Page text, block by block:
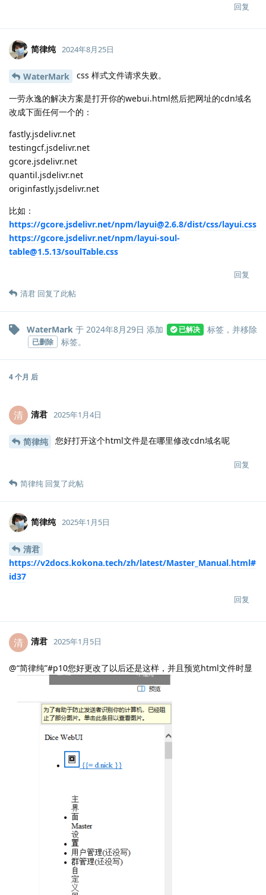
回复
简律纯 2024年8月25日
WaterMark css 样式文件请求失败。
一劳永逸的解决方案是打开你的webui.html然后把网址的cdn域名
改成下面任何一个的：
fastly.jsdelivr.net
testingcf.jsdelivr.net
gcore.jsdelivr.net
quantil.jsdelivr.net
originfastly.jsdelivr.net
比如：
https://gcore.jsdelivr.net/npm/layui@2.6.8/dist/css/layui.css
https://gcore.jsdelivr.net/npm/layui-soul-
table@1.5.13/soulTable.css
回复
清君 回复了此帖
WaterMark 于 2024年8月29日 添加 已解决 标签，并移除
已删除 标签。
4 个月 后
清 清君 2025年1月4日
简律纯 您好打开这个html文件是在哪里修改cdn域名呢
回复
简律纯 回复了此帖
简律纯 2025年1月5日
清君
https://v2docs.kokona.tech/zh/latest/Master_Manual.html#
id37
回复
清 清君 2025年1月5日
@“简律纯”#p10您好更改了以后还是这样，并且预览html文件时显